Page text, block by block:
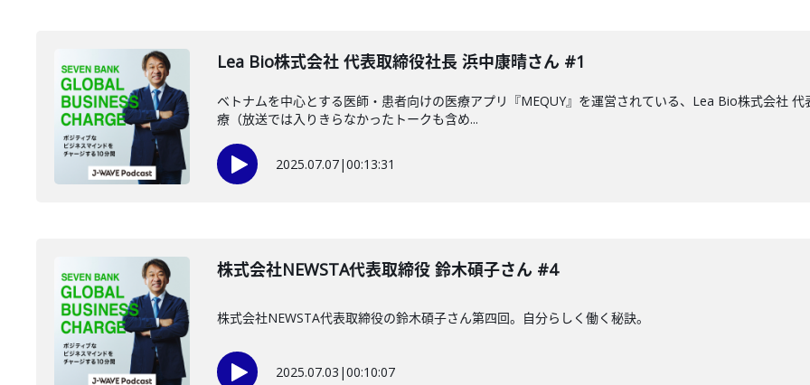
Lea Bio株式会社 代表取締役社長 浜中康晴さん #1
ベトナムを中心とする医師・患者向けの医療アプリ『MEQUY』を運営されている、Lea Bio株式会社
療（放送では入りきらなかったトークも含め...
2025.07.07|00:13:31
株式会社NEWSTA代表取締役 鈴木碩子さん #4
株式会社NEWSTA代表取締役の鈴木碩子さん第四回。自分らしく働く秘訣。
2025.07.03 |00:10:07